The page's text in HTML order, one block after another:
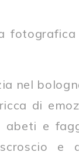
nel
di
e
e